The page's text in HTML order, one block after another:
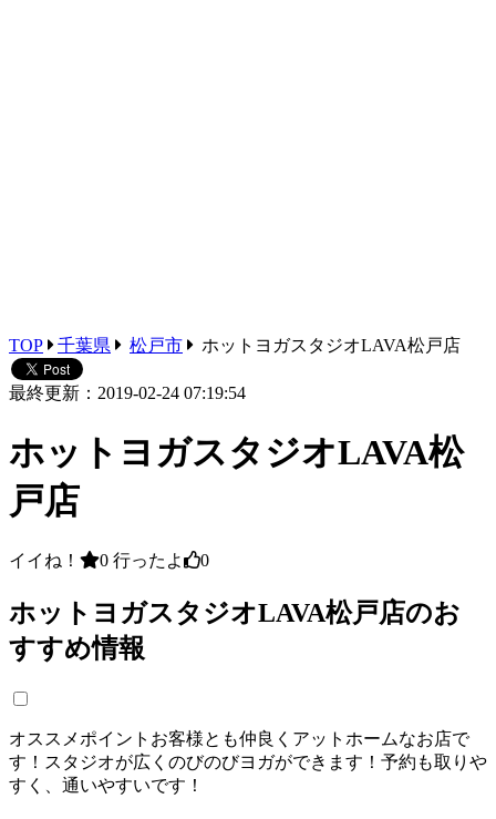
TOP 千葉県 松戸市 ホットヨガスタジオLAVA松戸店
最終更新：2019-02-24 07:19:54
ホットヨガスタジオLAVA松
戸店
イイね！ 0 行ったよ 0
ホットヨガスタジオLAVA松戸店のお
すすめ情報
オススメポイントお客様とも仲良くアットホームなお店で
す！スタジオが広くのびのびヨガができます！予約も取りや
すく、通いやすいです！